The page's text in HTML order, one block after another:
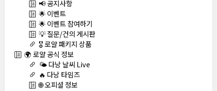
📢 공지사항
🌟 이벤트
🌟 이벤트 참여하기
💡 질문/건의 게시판
🎖️ 로얄 패키지 상품
🌍 로얄 공식 정보
🌤️ 다낭 날씨 Live
🔥 다낭 타임즈
🌐 오피셜 정보